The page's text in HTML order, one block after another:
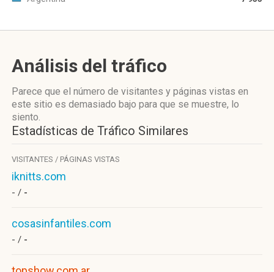
Análisis del tráfico
Parece que el número de visitantes y páginas vistas en
este sitio es demasiado bajo para que se muestre, lo
siento.
Estadísticas de Tráfico Similares
VISITANTES / PÁGINAS VISTAS
iknitts.com
- / -
cosasinfantiles.com
- / -